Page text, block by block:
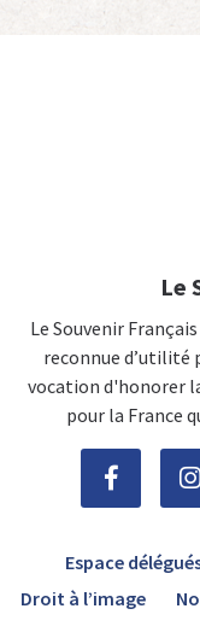
Le
Le Souvenir
reconnue d’utilité
vocation d'honorer
pour la France
Espace
Droit à l’image